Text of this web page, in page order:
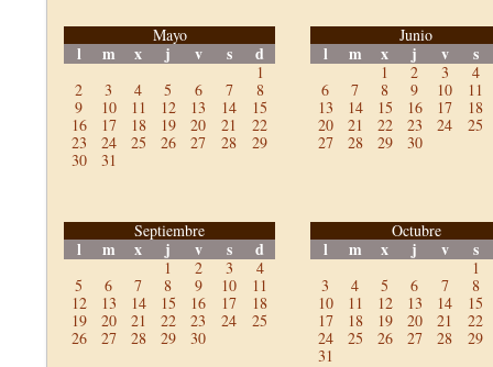
Mayo
l m x j v s d
1
2
3 4 5 6 7
8
9
10 11 12 13 14
15
16
17 18 19 20 21
22
23
24 25 26 27 28
29
30
31
Junio
l m x j v s
1 2 3
4
6
7 8 9 10
11
13
14 15 16 17
18
20
21 22 23 24
25
27
28 29 30
Septiembre
l m x j v s d
1 2 3
4
5
6 7 8 9 10
11
12
13 14 15 16 17
18
19
20 21 22 23 24
25
26
27 28 29 30
Octubre
l m x j v s
1
3
4 5 6 7
8
10
11 12 13 14
15
17
18 19 20 21
22
24
25 26 27 28
29
31